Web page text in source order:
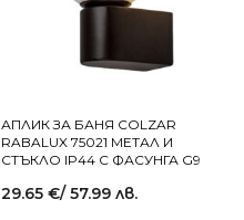
АПЛИК ЗА БАНЯ COLZAR
RABALUX 75021 МЕТАЛ И
СТЪКЛО IP44 С ФАСУНГА G9
29.65 €/ 57.99 лв.